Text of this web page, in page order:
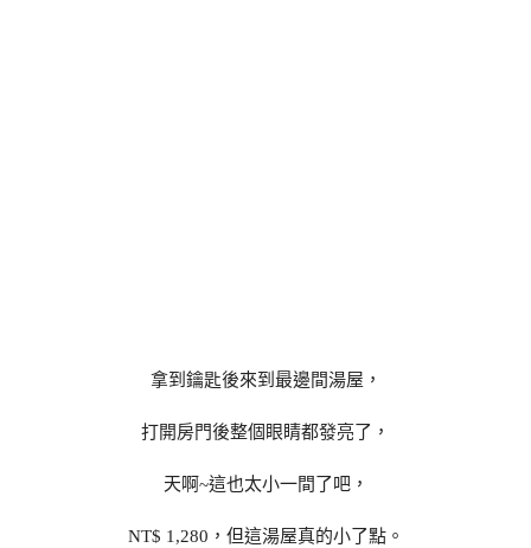
拿到鑰匙後來到最邊間湯屋，
打開房門後整個眼睛都發亮了，
天啊~這也太小一間了吧，
NT$ 1,280，但這湯屋真的小了點。